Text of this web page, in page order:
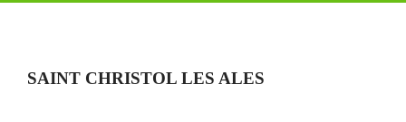
SAINT CHRISTOL LES ALES